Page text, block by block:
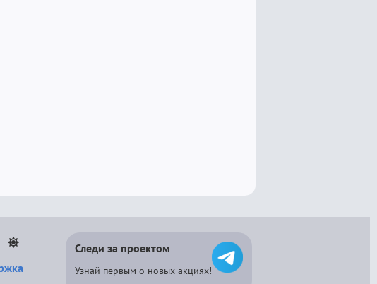
Следи за проектом
Узнай первым о новых акциях!